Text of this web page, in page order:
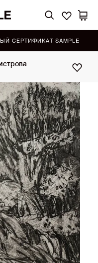
СЕРТИФИКАТ SAMPLE